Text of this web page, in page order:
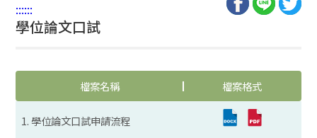
::::::
學位論文口試
檔案名稱 檔案格式
1. 學位論文口試申請流程